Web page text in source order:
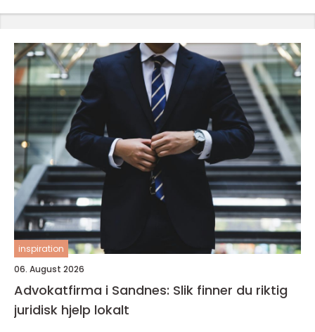
inspiration
06. August 2026
Advokatfirma i Sandnes: Slik finner du riktig
juridisk hjelp lokalt